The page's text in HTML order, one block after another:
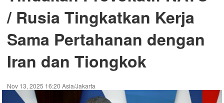
/ Rusia Tingkatkan Kerja
Sama Pertahanan dengan
Iran dan Tiongkok
Nov 13, 2025 16:20 Asia/Jakarta